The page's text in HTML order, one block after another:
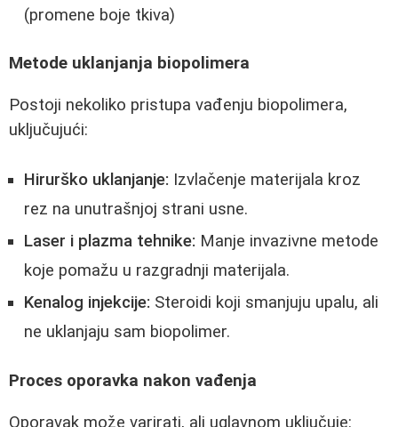
(promene boje tkiva)
Metode uklanjanja biopolimera
Postoji nekoliko pristupa vađenju biopolimera,
uključujući:
Hirurško uklanjanje: Izvlačenje materijala kroz
rez na unutrašnjoj strani usne.
Laser i plazma tehnike: Manje invazivne metode
koje pomažu u razgradnji materijala.
Kenalog injekcije: Steroidi koji smanjuju upalu, ali
ne uklanjaju sam biopolimer.
Proces oporavka nakon vađenja
Oporavak može varirati, ali uglavnom uključuje: